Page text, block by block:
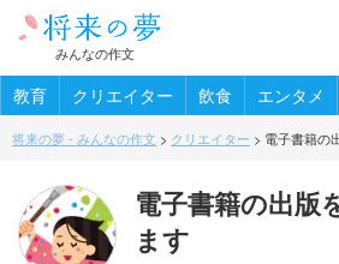
みんなの作文
教育 クリエイター 飲食 エンタメ
将来の夢 - みんなの作文 > クリエイター > 電子書籍の
電子書籍の出版
ます